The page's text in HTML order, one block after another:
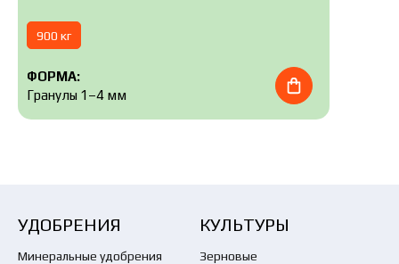
900 кг
ФОРМА:
Гранулы 1–4 мм
УДОБРЕНИЯ
Минеральные удобрения
КУЛЬТУРЫ
Зерновые